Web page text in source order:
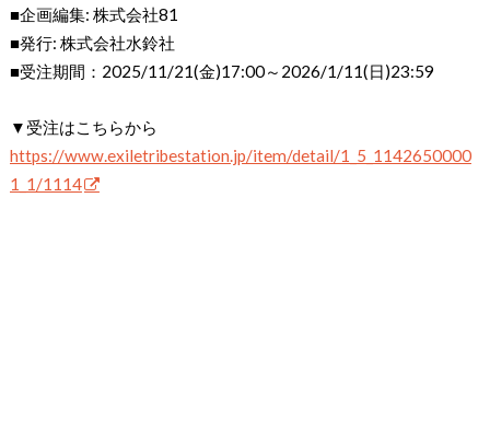
■企画編集: 株式会社81
■発行: 株式会社水鈴社
■受注期間：2025/11/21(金)17:00～2026/1/11(日)23:59
▼受注はこちらから
https://www.exiletribestation.jp/item/detail/1_5_1142650000
1_1/1114